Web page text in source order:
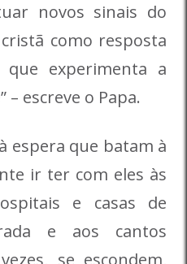
novos sinais do
como resposta
que experimenta a
– escreve o Papa.
espera que batam à
ir ter com eles às
e casas de
e aos cantos